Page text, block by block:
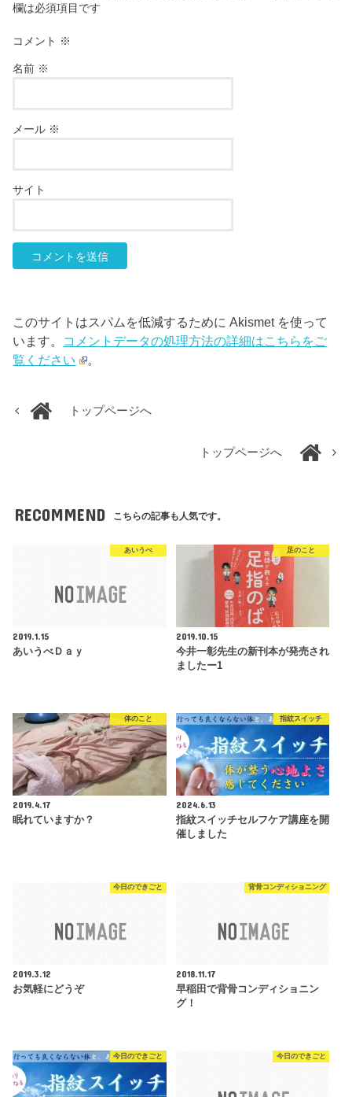
欄は必須項目です
コメント ※
名前 ※
メール ※
サイト
このサイトはスパムを低減するために Akismet を使って
います。 コメントデータの処理方法の詳細はこちらをご
覧ください
。
トップページへ
トップページへ
RECOMMEND こちらの記事も人気です。
あいうべ
2019.1.15
あいうべＤａｙ
足のこと
2019.10.15
今井一彰先生の新刊本が発売され
ましたー1
体のこと
2019.4.17
眠れていますか？
指紋スイッチ
2024.6.13
指紋スイッチセルフケア講座を開
催しました
今日のできごと
2019.3.12
お気軽にどうぞ
背骨コンディショニング
2018.11.17
早稲田で背骨コンディショニン
グ！
今日のできごと 今日のできごと